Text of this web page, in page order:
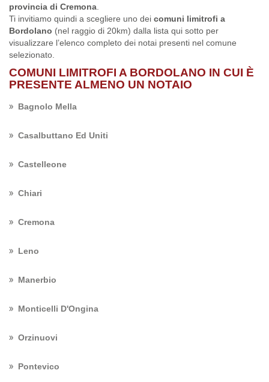
provincia di Cremona
Ti invitiamo quindi a scegliere uno dei comuni limitrofi a
Bordolano (nel raggio di 20km) dalla lista qui sotto per
visualizzare l’elenco completo dei notai presenti nel comune
selezionato.
COMUNI LIMITROFI A BORDOLANO IN CUI È
PRESENTE ALMENO UN NOTAIO
Bagnolo Mella
Casalbuttano Ed Uniti
Castelleone
Chiari
Cremona
Leno
Manerbio
Monticelli D'Ongina
Orzinuovi
Pontevico